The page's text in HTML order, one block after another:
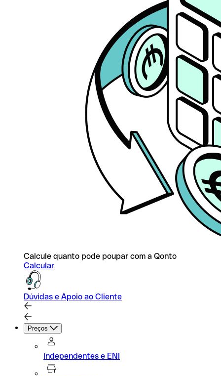
Calcule quanto pode poupar com a Qonto
Calcular
Dúvidas e Apoio ao Cliente
Preços
Independentes e ENI